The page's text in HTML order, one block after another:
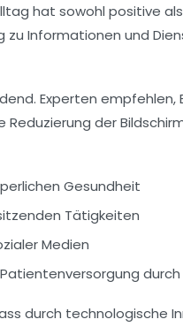
hat sowohl positive
zu Informationen und
Experten empfehlen,
der
Gesundheit
Tätigkeiten
Medien
durch technologische